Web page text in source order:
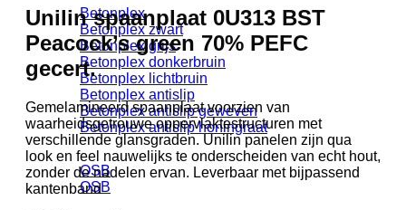
Betonplex
Betonplex zwart
Betonplex grijs
Betonplex donkerbruin
Betonplex lichtbruin
Betonplex antislip
Betonplex antislip geweven
Betonplex antislip honingraat
OSB
OSB
Unilin spaanplaat 0U313 BST
Peacock’s green 70% PEFC
gecert.
Gemelamineerd spaanplaat voorzien van
waarheidsgetrouwe oppervlaktestructuren met
verschillende glansgraden. Unilin panelen zijn qua
look en feel nauwelijks te onderscheiden van echt hout,
zonder de nadelen ervan. Leverbaar met bijpassend
kantenband